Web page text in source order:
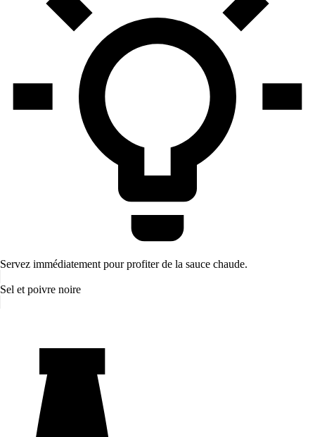
Servez immédiatement pour profiter de la sauce chaude.
Sel et poivre noire